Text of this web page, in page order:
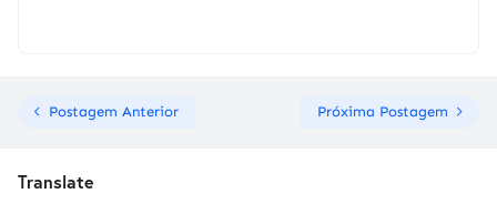
Postagem Anterior Próxima Postagem
Translate